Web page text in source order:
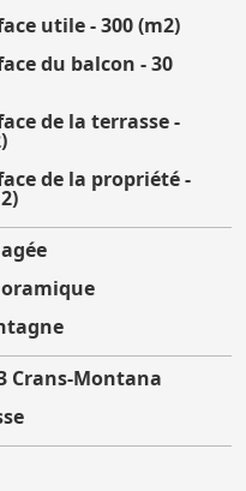
utile - 300 (m2)
du balcon - 30
de la terrasse -
de la propriété -
Crans-Montana